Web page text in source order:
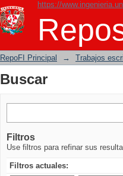
https://
Buscar
RepoFI Principal → Trabajos
Buscar
Filtros
Use filtros para refinar sus
Filtros actuales: